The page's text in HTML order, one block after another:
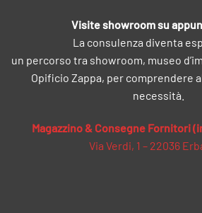
Visite showroom su
La consulenza diventa
un percorso tra showroom, museo
Opificio Zappa, per comprendere
necessità.
Magazzino & Consegne Fornitori
Via Verdi, 1 – 22036